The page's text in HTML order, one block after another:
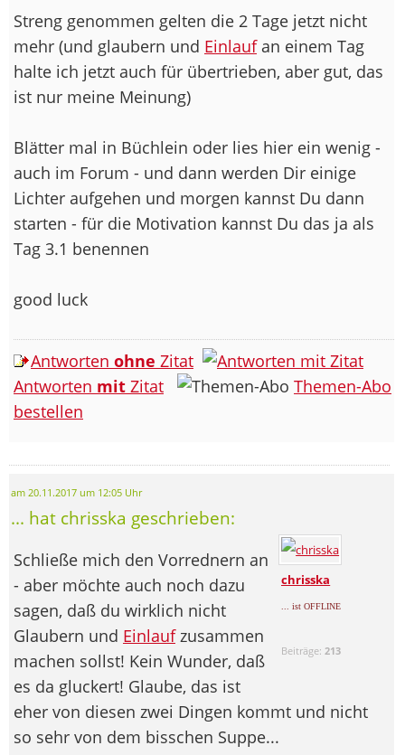
Streng genommen gelten die 2 Tage jetzt nicht
mehr (und glaubern und Einlaufan einem Tag
halte ich jetzt auch für übertrieben, aber gut, das
ist nur meine Meinung)
Blätter mal in Büchlein oder lies hier ein wenig -
auch im Forum - und dann werden Dir einige
Lichter aufgehen und morgen kannst Du dann
starten - für die Motivation kannst Du das ja als
Tag 3.1 benennen
good luck
Antworten ohne Zitat
Antworten mit Zitat
Themen-Abo
bestellen
am 20.11.2017 um 12:05 Uhr
... hat chrisska geschrieben:
chrisska
... ist OFFLINE
Beiträge: 213
Schließe mich den Vorrednern an
- aber möchte auch noch dazu
sagen, daß du wirklich nicht
Glaubern und Einlaufzusammen
machen sollst! Kein Wunder, daß
es da gluckert! Glaube, das ist
eher von diesen zwei Dingen kommt und nicht
so sehr von dem bisschen Suppe...